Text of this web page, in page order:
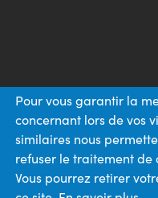
Pour vous garantir la
concernant lors de vos
similaires nous
refuser le traitement de
Vous pourrez retirer